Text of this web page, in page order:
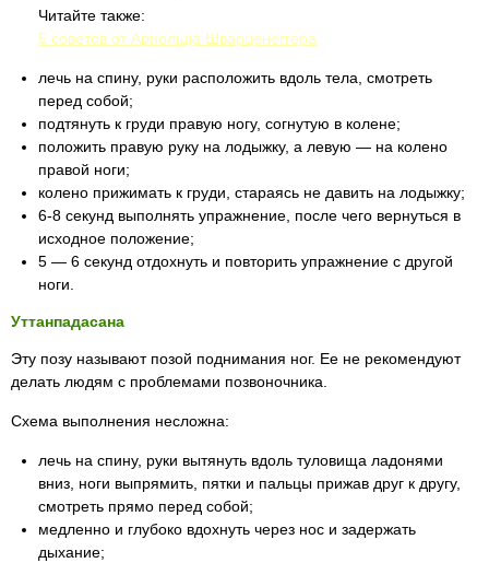
Читайте также:
5 советов от Арнольда Шварценеггера
лечь на спину, руки расположить вдоль тела, смотреть
перед собой;
подтянуть к груди правую ногу, согнутую в колене;
положить правую руку на лодыжку, а левую — на колено
правой ноги;
колено прижимать к груди, стараясь не давить на лодыжку;
6-8 секунд выполнять упражнение, после чего вернуться в
исходное положение;
5 — 6 секунд отдохнуть и повторить упражнение с другой
ноги.
Уттанпадасана
Эту позу называют позой поднимания ног. Ее не рекомендуют
делать людям с проблемами позвоночника.
Схема выполнения несложна:
лечь на спину, руки вытянуть вдоль туловища ладонями
вниз, ноги выпрямить, пятки и пальцы прижав друг к другу,
смотреть прямо перед собой;
медленно и глубоко вдохнуть через нос и задержать
дыхание;